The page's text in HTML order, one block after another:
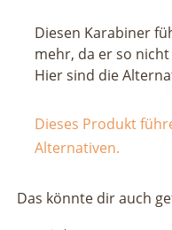
Diesen Karabiner
mehr, da er so
Hier sind die
Dieses Produkt
Alternativen.
Das könnte dir auch